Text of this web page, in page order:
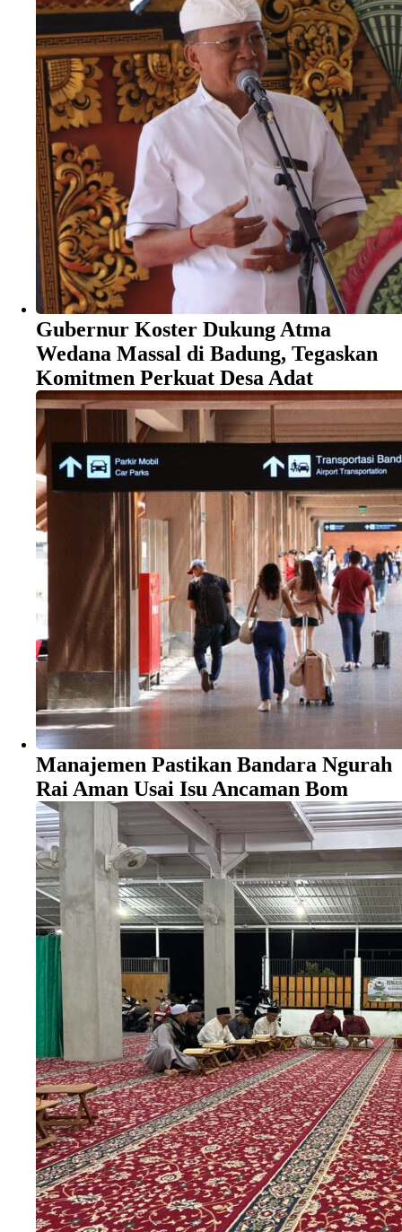
Gubernur Koster Dukung Atma
Wedana Massal di Badung, Tegaskan
Komitmen Perkuat Desa Adat
Manajemen Pastikan Bandara Ngurah
Rai Aman Usai Isu Ancaman Bom